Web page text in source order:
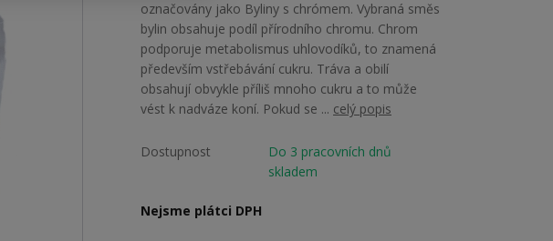
označovány jako Byliny s chrómem. Vybraná směs
bylin obsahuje podíl přírodního chromu. Chrom
podporuje metabolismus uhlovodíků, to znamená
především vstřebávání cukru. Tráva a obilí
obsahují obvykle příliš mnoho cukru a to může
vést k nadváze koní. Pokud se ... celý popis
Dostupnost
Do 3 pracovních dnů
skladem
Nejsme plátci DPH